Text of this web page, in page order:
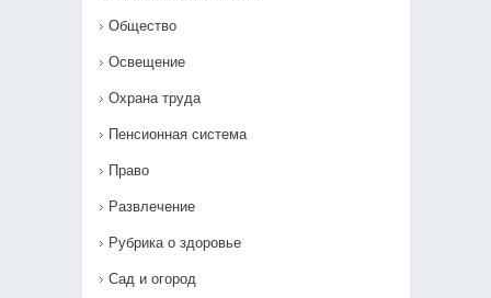
Общество
Освещение
Охрана труда
Пенсионная система
Право
Развлечение
Рубрика о здоровье
Сад и огород